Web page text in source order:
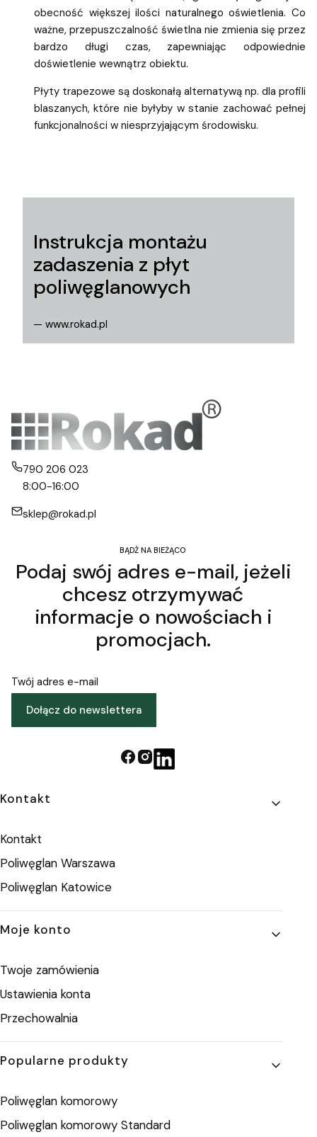
obecność większej ilości naturalnego oświetlenia. Co
ważne, przepuszczalność świetlna nie zmienia się przez
bardzo długi czas, zapewniając odpowiednie
doświetlenie wewnątrz obiektu.
Płyty trapezowe są doskonałą alternatywą np. dla profili
blaszanych, które nie byłyby w stanie zachować pełnej
funkcjonalności w niesprzyjającym środowisku.
Instrukcja montażu
zadaszenia z płyt
poliwęglanowych
— www.rokad.pl
790 206 023
8:00-16:00
sklep@rokad.pl
BĄDŹ NA BIEŻĄCO
Podaj swój adres e-mail, jeżeli
chcesz otrzymywać
informacje o nowościach i
promocjach.
Twój adres e-mail
Dołącz do newslettera
Linki w stopce
Kontakt
Kontakt
Poliwęglan Warszawa
Poliwęglan Katowice
Moje konto
Twoje zamówienia
Ustawienia konta
Przechowalnia
Popularne produkty
Poliwęglan komorowy
Poliwęglan komorowy Standard